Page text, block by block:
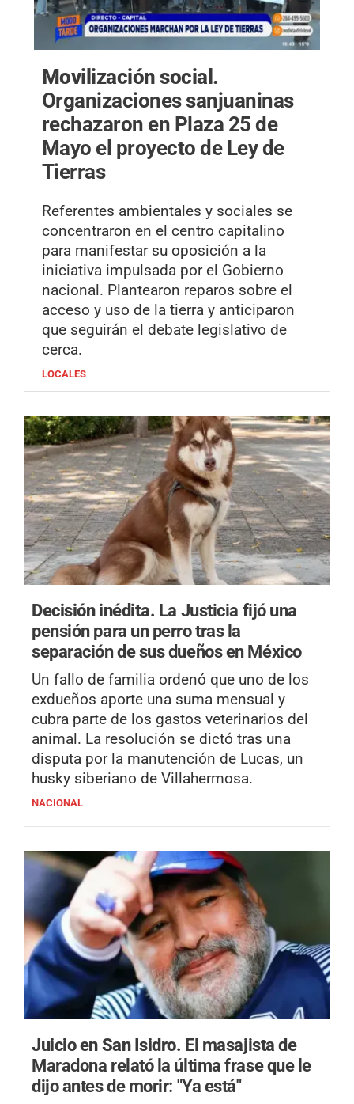
Movilización social.
Organizaciones sanjuaninas
rechazaron en Plaza 25 de
Mayo el proyecto de Ley de
Tierras
Referentes ambientales y sociales se
concentraron en el centro capitalino
para manifestar su oposición a la
iniciativa impulsada por el Gobierno
nacional. Plantearon reparos sobre el
acceso y uso de la tierra y anticiparon
que seguirán el debate legislativo de
cerca.
LOCALES
Decisión inédita. La Justicia fijó una
pensión para un perro tras la
separación de sus dueños en México
Un fallo de familia ordenó que uno de los
exdueños aporte una suma mensual y
cubra parte de los gastos veterinarios del
animal. La resolución se dictó tras una
disputa por la manutención de Lucas, un
husky siberiano de Villahermosa.
NACIONAL
Juicio en San Isidro. El masajista de
Maradona relató la última frase que le
dijo antes de morir: "Ya está"